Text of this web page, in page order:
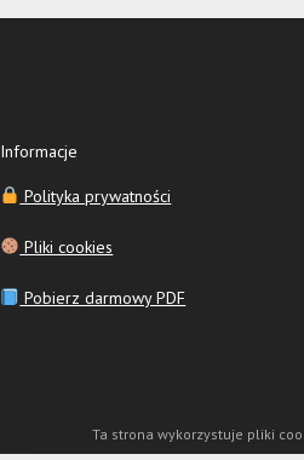
Informacje
Polityka prywatności
Pliki cookies
Pobierz darmowy PDF
Ta strona wykorzystuje pliki